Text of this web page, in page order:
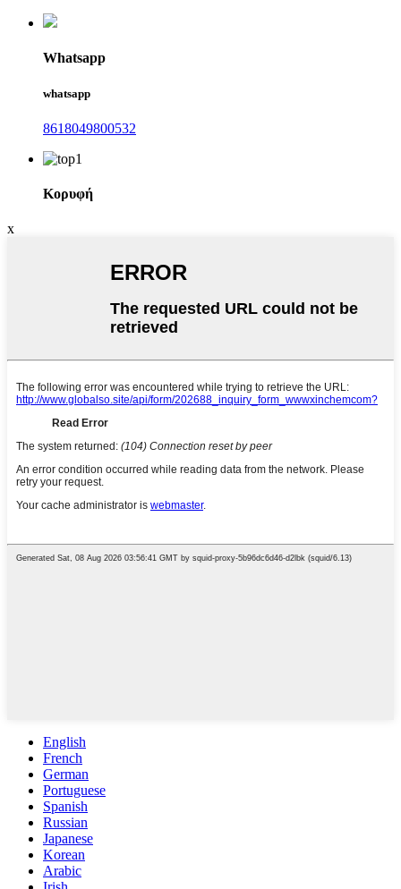
Whatsapp
whatsapp
8618049800532
Κορυφή
x
English
French
German
Portuguese
Spanish
Russian
Japanese
Korean
Arabic